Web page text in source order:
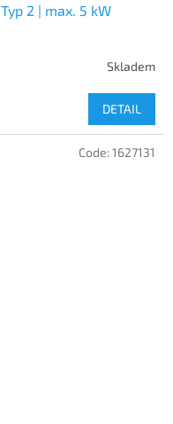
2 | max. 5 kW
Skladem
DETAIL
Code:1627131